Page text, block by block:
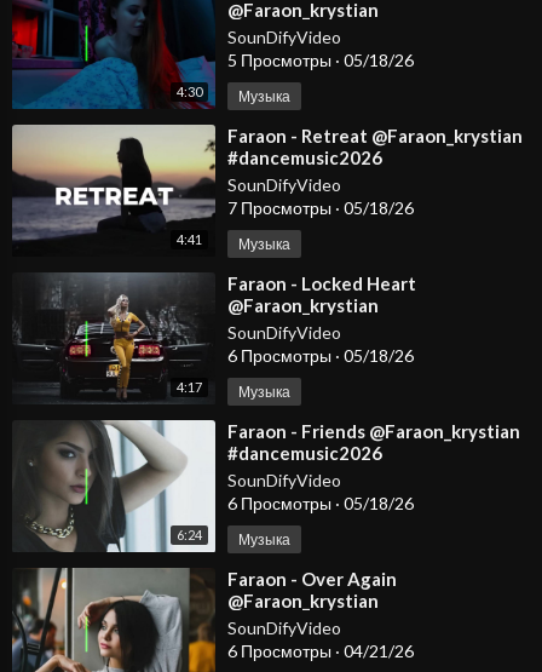
4:30
@Faraon_krystian
@KristianovOfficial
SounDifyVideo
5 Просмотры · 05/18/26
Музыка
4:41
⁣Faraon - Retreat @Faraon_krystian
#dancemusic2026
#deephousemusic #spotify
#carmusic #edm
SounDifyVideo
7 Просмотры · 05/18/26
Музыка
4:17
⁣Faraon - Locked Heart
@Faraon_krystian
#dancemusic2026
#deephousemusic #spotify
#carmusic #edm
SounDifyVideo
6 Просмотры · 05/18/26
Музыка
6:24
⁣Faraon - Friends @Faraon_krystian
#dancemusic2026
#deephousemusic #spotify
#carmusic #edm
SounDifyVideo
6 Просмотры · 05/18/26
Музыка
⁣Faraon - Over Again
@Faraon_krystian
@KristianovOfficial
SounDifyVideo
6 Просмотры · 04/21/26